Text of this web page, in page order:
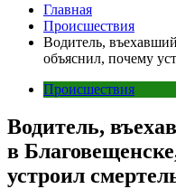
Главная
Происшествия
Водитель,
объяснил, почему
Происшествия
Водитель,
в
устроил